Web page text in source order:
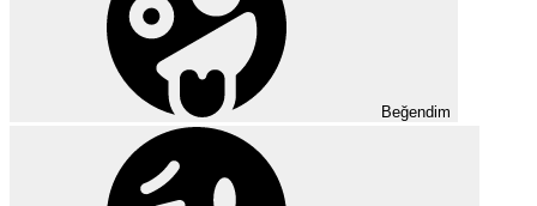
Beğendim